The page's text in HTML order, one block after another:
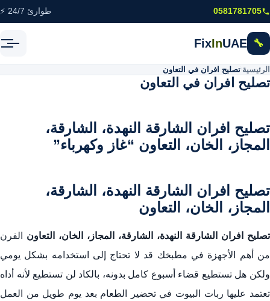
تخطى إلى المحتوى الرئيسي
0581781705 طوارئ 24/7 ⚡
🔧
FixInUAE
الرئيسية تصليح افران في التعاون
تصليح افران في التعاون
تصليح افران الشارقة النهدة، الشارقة،
المجاز، الخان، التعاون “غاز وكهرباء”
تصليح افران الشارقة النهدة، الشارقة،
المجاز، الخان، التعاون
تصليح افران الشارقة النهدة، الشارقة، المجاز، الخان، التعاون
الفرن
من أهم الأجهزة في مطبخك قد لا تحتاج إلى استخدامه بشكل يومي
ولكن هل تستطيع قضاء أسبوع كامل بدونه، بالكاد لن تستطيع لأنه أداه
تعتمد عليها ربات البيوت في تحضير الطعام بعد يوم طويل من العمل